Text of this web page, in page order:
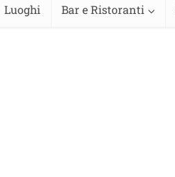
Luoghi Bar e Ristoranti